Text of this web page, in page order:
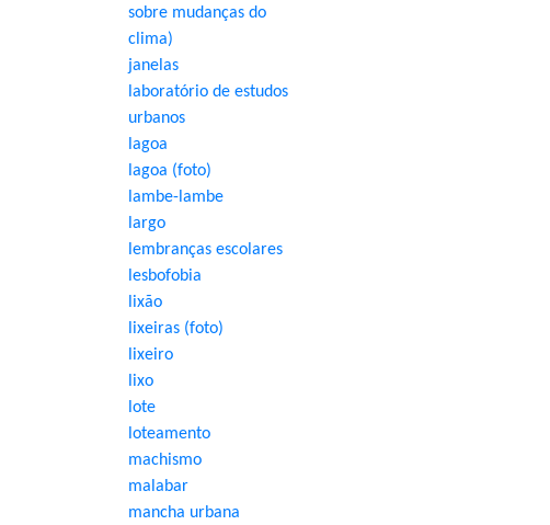
sobre mudanças do
clima)
janelas
laboratório de estudos
urbanos
lagoa
lagoa (foto)
lambe-lambe
largo
lembranças escolares
lesbofobia
lixão
lixeiras (foto)
lixeiro
lixo
lote
loteamento
machismo
malabar
mancha urbana